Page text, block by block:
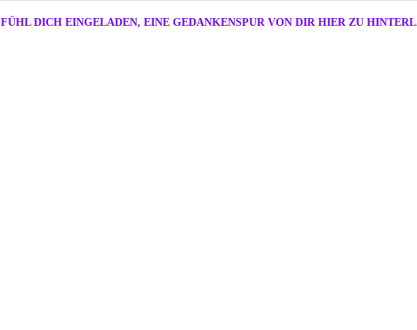
FÜHL DICH EINGELADEN, EINE GEDANKENSPUR VON DIR HIER ZU